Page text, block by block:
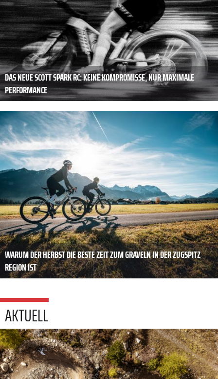
DAS NEUE SCOTT SPARK RC: KEINE KOMPROMISSE, NUR MAXIMALE
PERFORMANCE
WARUM DER HERBST DIE BESTE ZEIT ZUM GRAVELN IN DER ZUGSPITZ
REGION IST
AKTUELL